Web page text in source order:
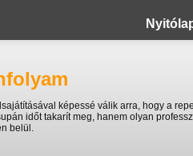
képessé válik arra, hogy a
időt takarít meg, hanem olyan
belül.